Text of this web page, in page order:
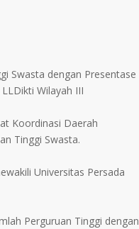
Swasta dengan Presentase
Wilayah III
Koordinasi Daerah
Tinggi Swasta.
Universitas Persada
Perguruan Tinggi dengan